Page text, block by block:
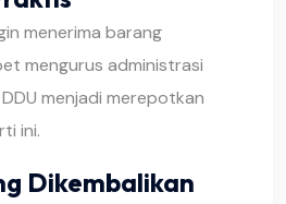
menerima barang
mengurus administrasi
menjadi merepotkan
ini.
Dikembalikan